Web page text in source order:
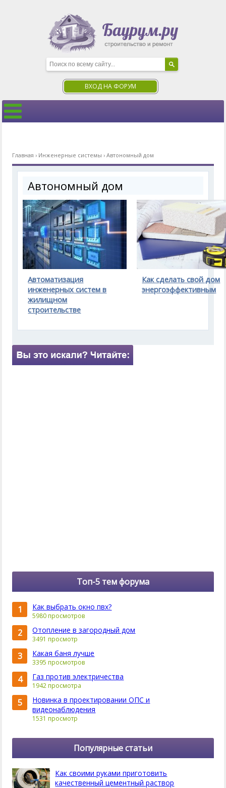
ВХОД НА ФОРУМ
Главная › Инженерные системы ›Автономный дом
Автономный дом
Автоматизация
инженерных систем в
жилищном
строительстве
Как сделать свой дом
энергоэффективным
Топ-5 тем форума
1 Как выбрать окно пвх?
5980 просмотров
2 Отопление в загородный дом
3491 просмотр
3 Какая баня лучше
3395 просмотров
4 Газ против электричества
1942 просмотра
5
Новинка в проектировании ОПС и
видеонаблюдения
1531 просмотр
Популярные статьи
Как своими руками приготовить
качественный цементный раствор